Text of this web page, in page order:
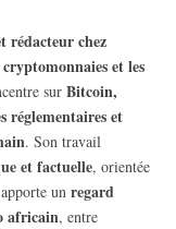
rédacteur chez
cryptomonnaies et les
sur Bitcoin,
réglementaires et
. Son travail
et factuelle, orientée
un regard
africain, entre